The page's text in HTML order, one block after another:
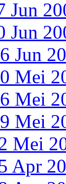
Jun
Jun
Jun
Mei
Mei
Mei
Mei
Apr